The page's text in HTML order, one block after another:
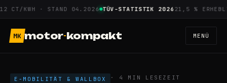
Zum
Inhalt
springen
KWH · STAND 04.2026 TÜV-STATISTIK 202621,5 %
MK motor-kompakt MENÜ
E-MOBILITÄT & WALLBOX
· 4 MIN LESEZEIT